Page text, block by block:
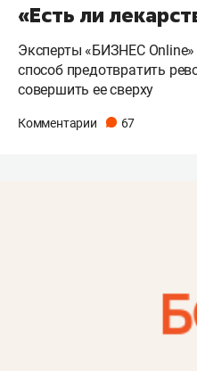
«Есть ли
Эксперты «БИЗНЕС
способ предотвратить
совершить ее сверху
Комментарии 67